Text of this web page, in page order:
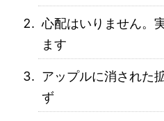
心配はいりません。
ます
アップルに消された
ず